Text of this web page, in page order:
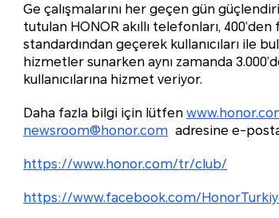
Ge çalışmalarını her geçen gün
tutulan HONOR akıllı telefonları,
standardından geçerek kullanıcıları ile
hizmetler sunarken aynı zamanda
kullanıcılarına hizmet veriyor.
Daha fazla bilgi için lütfen
newsroom@honor.com adresine e-
https://www.honor.com/tr/club/
https://www.facebook.com/